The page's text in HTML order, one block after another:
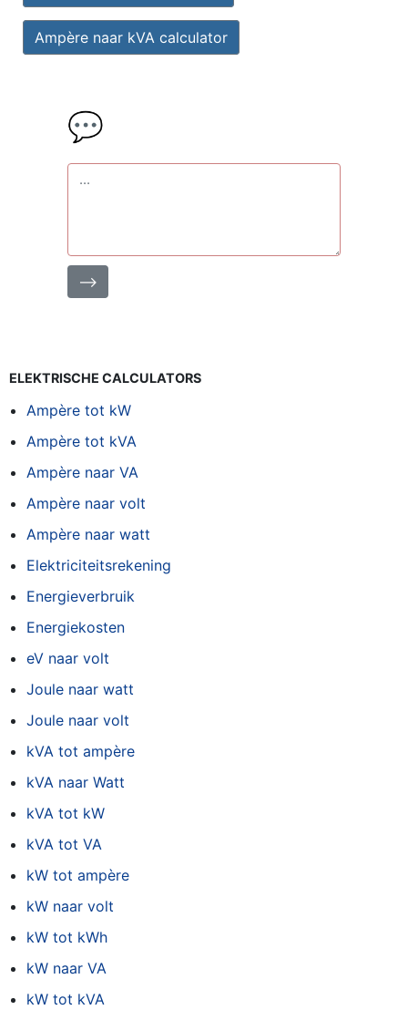
Ampère naar kVA calculator
💬
⟶
ELEKTRISCHE CALCULATORS
Ampère tot kW
Ampère tot kVA
Ampère naar VA
Ampère naar volt
Ampère naar watt
Elektriciteitsrekening
Energieverbruik
Energiekosten
eV naar volt
Joule naar watt
Joule naar volt
kVA tot ampère
kVA naar Watt
kVA tot kW
kVA tot VA
kW tot ampère
kW naar volt
kW tot kWh
kW naar VA
kW tot kVA